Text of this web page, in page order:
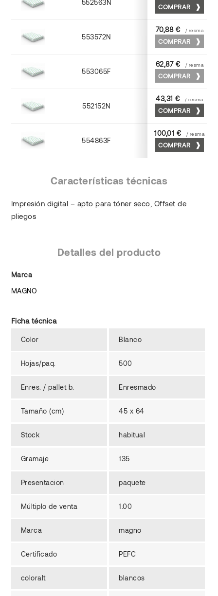
552563N
COMPRAR
553572N 70 x 100
70,88 € / resma
COMPRAR
553065F 65 x 90
62,87 € / resma
COMPRAR
552152N 52 x 70
43,31 € / resma
COMPRAR
554863F 63 x 88
100,01 € / resma
COMPRAR
Características técnicas
Impresión digital – apto para tóner seco, Offset de
pliegos
Detalles del producto
Marca
MAGNO
Ficha técnica
Color Blanco
Hojas/paq. 500
Enres. / pallet b. Enresmado
Tamaño (cm) 45 x 64
Stock habitual
Gramaje 135
Presentacion paquete
Múltiplo de venta 1.00
Marca magno
Certificado PEFC
coloralt blancos